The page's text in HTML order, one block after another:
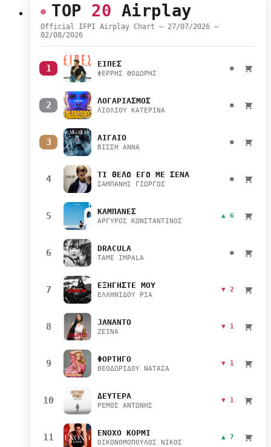
TOP 20 Airplay
Official IFPI Airplay Chart — 27/07/2026 –
02/08/2026
1 ΕΙΠΕΣ
ΦΕΡΡΗΣ ΘΟΔΩΡΗΣ
●
2 ΛΟΓΑΡΙΑΣΜΟΣ
ΛΙΟΛΙΟΥ ΚΑΤΕΡΙΝΑ
●
3 ΑΙΓΑΙΟ
ΒΙΣΣΗ ΑΝΝΑ
●
4 ΤΙ ΘΕΛΩ ΕΓΩ ΜΕ ΣΕΝΑ
ΣΑΜΠΑΝΗΣ ΓΙΩΡΓΟΣ
●
5 ΚΑΜΠΑΝΕΣ
ΑΡΓΥΡΟΣ ΚΩΝΣΤΑΝΤΙΝΟΣ
▲ 6
6 DRACULA
TAME IMPALA
●
7 ΕΞΗΓΗΣΤΕ ΜΟΥ
ΕΛΛΗΝΙΔΟΥ ΡΙΑ
▼ 2
8 JANANTO
ZEINA
▼ 1
9 ΦΟΡΤΗΓΟ
ΘΕΟΔΩΡΙΔΟΥ ΝΑΤΑΣΑ
▼ 1
10 ΔΕΥΤΕΡΑ
ΡΕΜΟΣ ΑΝΤΩΝΗΣ
▼ 1
11 ΕΝΟΧΟ ΚΟΡΜΙ
ΟΙΚΟΝΟΜΟΠΟΥΛΟΣ ΝΙΚΟΣ
▲ 7